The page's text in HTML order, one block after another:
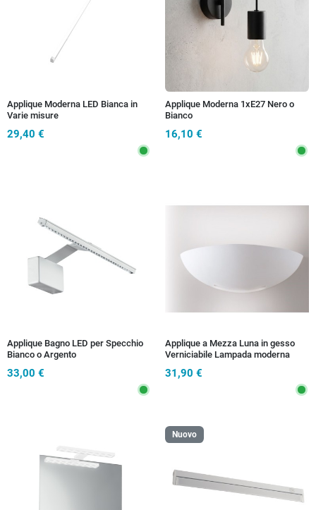
Applique Moderna LED Bianca in
Varie misure
29,40 €
Applique Moderna 1xE27 Nero o
Bianco
16,10 €
Applique Bagno LED per Specchio
Bianco o Argento
33,00 €
Applique a Mezza Luna in gesso
Verniciabile Lampada moderna
31,90 €
Nuovo